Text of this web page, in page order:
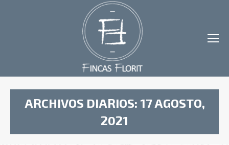
ARCHIVOS DIARIOS: 17 AGOSTO,
2021